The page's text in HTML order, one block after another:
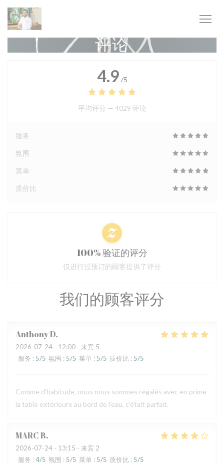
Cookie管理面板
评论
我们的顾客评分
AnthonyD
2026-07-24 - 12:00 - 来宾 5
服务 : 5/5 氛围 : 5/5 菜单 : 5/5 质价比 : 5/5
Comme d'habitude, nous nous sommes régalés avec en prime
la table extérieure au bord de l'eau, c'était parfait.
MARCB
2026-07-24 - 13:15 - 来宾 2
服务 : 4/5 氛围 : 5/5 菜单 : 5/5 质价比 : 5/5
4.9 /5
平均评分 — 4029 评论
服务
氛围
菜单
质价比
100% 验证的评分
仅进行过预订的顾客提供了评分